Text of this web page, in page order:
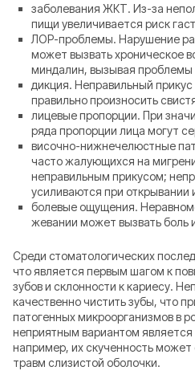
заболевания ЖКТ. Из-за
пищи увеличивается риск
ЛОР-проблемы. Нарушение
может вызвать хроническое
миндалин, вызывая
дикция. Неправильный
правильно произносить
лицевые пропорции. При
ряда пропорции лица могут
височно-нижнечелюстные
часто жалующихся на
неправильным прикусом;
усиливаются при открывании
болевые ощущения.
жевании может вызвать боль
Среди стоматологических
что является первым шагом к
зубов и склонности к кариесу.
качественно чистить зубы, что
патогенных микроорганизмов в
неприятным вариантом является
например, их скученность может
травм слизистой оболочки.